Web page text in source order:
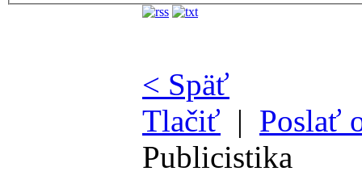
< Späť
Tlačiť | Poslať
Publicistika